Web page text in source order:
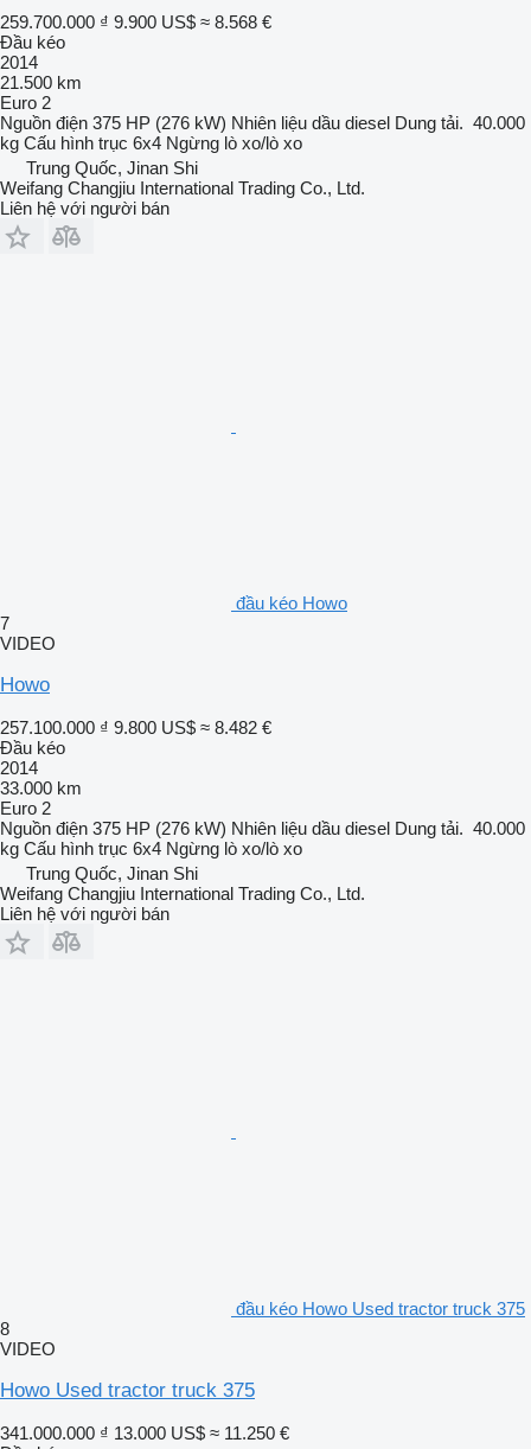
259.700.000 ₫ 9.900 US$ ≈ 8.568 €
Đầu kéo
2014
21.500 km
Euro 2
Nguồn điện 375 HP (276 kW) Nhiên liệu dầu diesel Dung tải. 40.000
kg Cấu hình trục 6x4 Ngừng lò xo/lò xo
Trung Quốc, Jinan Shi
Weifang Changjiu International Trading Co., Ltd.
Liên hệ với người bán
đầu kéo Howo
7
VIDEO
Howo
257.100.000 ₫ 9.800 US$ ≈ 8.482 €
Đầu kéo
2014
33.000 km
Euro 2
Nguồn điện 375 HP (276 kW) Nhiên liệu dầu diesel Dung tải. 40.000
kg Cấu hình trục 6x4 Ngừng lò xo/lò xo
Trung Quốc, Jinan Shi
Weifang Changjiu International Trading Co., Ltd.
Liên hệ với người bán
đầu kéo Howo Used tractor truck 375
8
VIDEO
Howo Used tractor truck 375
341.000.000 ₫ 13.000 US$ ≈ 11.250 €